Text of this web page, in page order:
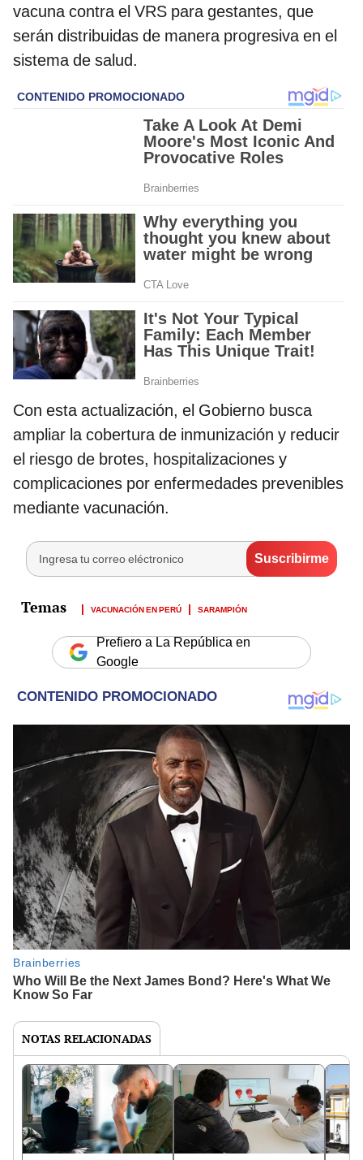
vacuna contra el VRS para gestantes, que
serán distribuidas de manera progresiva en el
sistema de salud.
Con esta actualización, el Gobierno busca
ampliar la cobertura de inmunización y reducir
el riesgo de brotes, hospitalizaciones y
complicaciones por enfermedades prevenibles
mediante vacunación.
VACUNACIÓN EN PERÚ SARAMPIÓN
Prefiero a La República en
Google
NOTAS RELACIONADAS